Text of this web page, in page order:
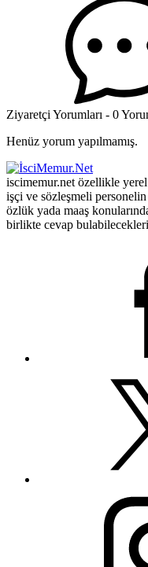
Ziyaretçi Yorumları - 0
Henüz yorum yapılmamış.
iscimemur.net özellikle
işçi ve sözleşmeli personelin
özlük yada maaş
birlikte cevap